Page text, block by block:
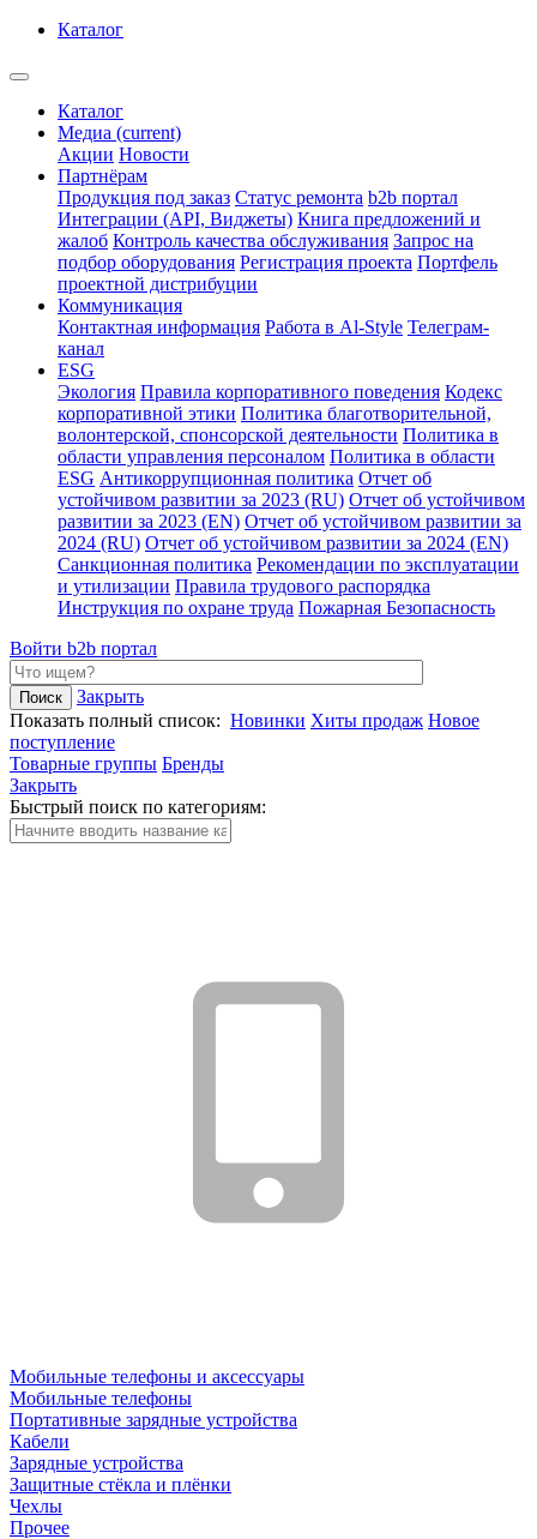
Каталог
Каталог
Медиа (current)
Акции Новости
Партнёрам
Продукция под заказ Статус ремонта b2b портал
Интеграции (API, Виджеты) Книга предложений и
жалоб Контроль качества обслуживания Запрос на
подбор оборудования Регистрация проекта Портфель
проектной дистрибуции
Коммуникация
Контактная информация Работа в Al-Style Телеграм-
канал
ESG
Экология Правила корпоративного поведения Кодекс
корпоративной этики Политика благотворительной,
волонтерской, спонсорской деятельности Политика в
области управления персоналом Политика в области
ESG Антикоррупционная политика Отчет об
устойчивом развитии за 2023 (RU) Отчет об устойчивом
развитии за 2023 (EN) Отчет об устойчивом развитии за
2024 (RU) Отчет об устойчивом развитии за 2024 (EN)
Санкционная политика Рекомендации по эксплуатации
и утилизации Правила трудового распорядка
Инструкция по охране труда Пожарная Безопасность
Войти b2b портал
Закрыть
Показать полный список: Новинки Хиты продаж Новое
поступление
Товарные группы Бренды
Закрыть
Быстрый поиск по категориям:
Мобильные телефоны и аксессуары
Мобильные телефоны
Портативные зарядные устройства
Кабели
Зарядные устройства
Защитные стёкла и плёнки
Чехлы
Прочее